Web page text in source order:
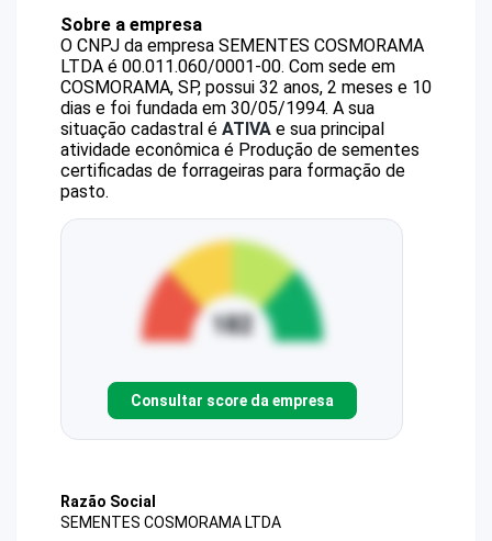
Sobre a empresa
O CNPJ da empresa SEMENTES COSMORAMA
LTDA é 00.011.060/0001-00. Com sede em
COSMORAMA, SP, possui 32 anos, 2 meses e 10
dias e foi fundada em 30/05/1994. A sua
situação cadastral é ATIVA e sua principal
atividade econômica é Produção de sementes
certificadas de forrageiras para formação de
pasto.
Consultar score da empresa
Razão Social
SEMENTES COSMORAMA LTDA